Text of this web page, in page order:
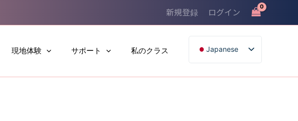
新規登録 ログイン
現地体験 サポート 私のクラス Japanese